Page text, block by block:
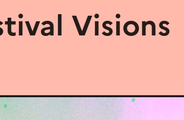
Visions